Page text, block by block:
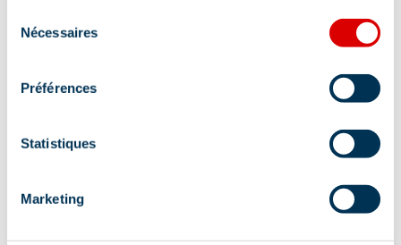
Nécessaires
Préférences
Statistiques
Marketing